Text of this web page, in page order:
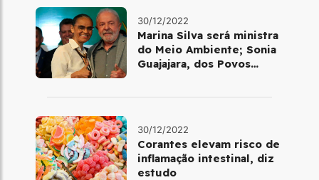
30/12/2022
Marina Silva será ministra
do Meio Ambiente; Sonia
Guajajara, dos Povos
30/12/2022
Corantes elevam risco de
inflamação intestinal, diz
estudo